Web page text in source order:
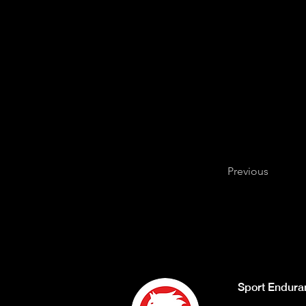
Previous
Sport